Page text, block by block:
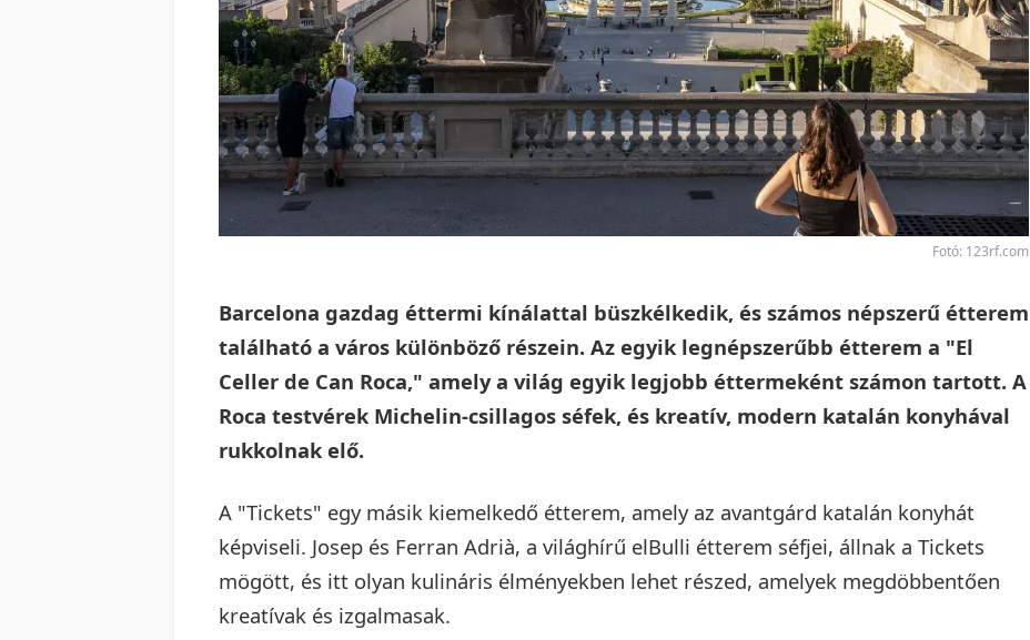
Fotó: 123rf.com
Barcelona gazdag éttermi kínálattal büszkélkedik, és számos népszerű étterem
található a város különböző részein. Az egyik legnépszerűbb étterem a "El
Celler de Can Roca," amely a világ egyik legjobb éttermeként számon tartott. A
Roca testvérek Michelin-csillagos séfek, és kreatív, modern katalán konyhával
rukkolnak elő.
A "Tickets" egy másik kiemelkedő étterem, amely az avantgárd katalán konyhát
képviseli. Josep és Ferran Adrià, a világhírű elBulli étterem séfjei, állnak a Tickets
mögött, és itt olyan kulináris élményekben lehet részed, amelyek megdöbbentően
kreatívak és izgalmasak.